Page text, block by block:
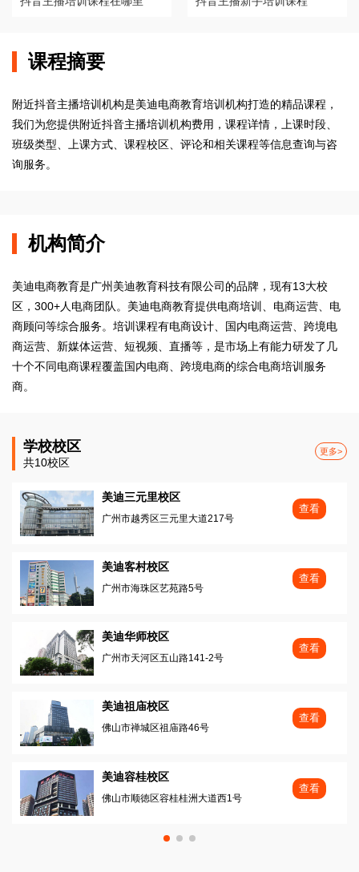
课程摘要
附近抖音主播培训机构是美迪电商教育培训机构打造的精品课程，
我们为您提供附近抖音主播培训机构费用，课程详情，上课时段、
班级类型、上课方式、课程校区、评论和相关课程等信息查询与咨
询服务。
机构简介
美迪电商教育是广州美迪教育科技有限公司的品牌，现有13大校
区，300+人电商团队。美迪电商教育提供电商培训、电商运营、电
商顾问等综合服务。培训课程有电商设计、国内电商运营、跨境电
商运营、新媒体运营、短视频、直播等，是市场上有能力研发了几
十个不同电商课程覆盖国内电商、跨境电商的综合电商培训服务
商。
学校校区
共10校区
更多>
美迪三元里校区
广州市越秀区三元里大道217号
查看
美迪客村校区
广州市海珠区艺苑路5号
查看
美迪华师校区
广州市天河区五山路141-2号
查看
美迪祖庙校区
佛山市禅城区祖庙路46号
查看
美迪容桂校区
佛山市顺徳区容桂桂洲大道西1号
查看